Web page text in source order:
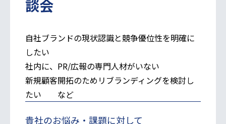
談会
自社ブランドの現状認識と競争優位性を明確に
したい
社内に、PR/広報の専門人材がいない
新規顧客開拓のためリブランディングを検討し
たい など
貴社のお悩み・課題に対して